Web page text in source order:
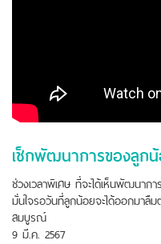
ช่วงเวลาพิเศษ ที่จะได้เห็นพัฒนาก
มั่นใจรอวันที่ลูกน้อยจะได้ออกมาลืมต
สมบูรณ์
9 มี.ค. 2567